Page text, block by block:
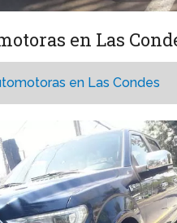
en Las
en Las Condes